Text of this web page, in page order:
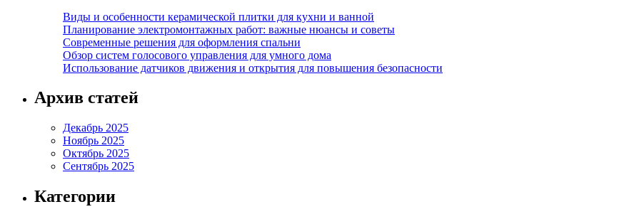
Виды и особенности керамической плитки для кухни и ванной
Планирование электромонтажных работ: важные нюансы и советы
Современные решения для оформления спальни
Обзор систем голосового управления для умного дома
Использование датчиков движения и открытия для повышения безопасности
Архив статей
Декабрь 2025
Ноябрь 2025
Октябрь 2025
Сентябрь 2025
Категории